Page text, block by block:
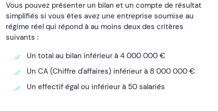
Vous pouvez présenter un bilan et un compte de résultat
simplifiés si vous êtes avez une entreprise soumise au
régime réel qui répond à au moins deux des critères
suivants :
Un total au bilan inférieur à 4 000 000 €
Un CA (Chiffre d'affaires) inférieur à 8 000 000 €
Un effectif égal ou inférieur à 50 salariés